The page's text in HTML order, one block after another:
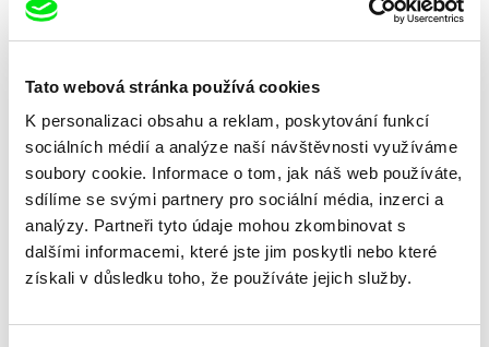
Tato webová stránka používá cookies
K personalizaci obsahu a reklam, poskytování funkcí
sociálních médií a analýze naší návštěvnosti využíváme
soubory cookie. Informace o tom, jak náš web používáte,
sdílíme se svými partnery pro sociální média, inzerci a
analýzy. Partneři tyto údaje mohou zkombinovat s
dalšími informacemi, které jste jim poskytli nebo které
získali v důsledku toho, že používáte jejich služby.
Detaily
Originální název
Home Movie
Marek Šulík
46-90 min. )
Země
Slovensko
Spojené státy
Mišo Suchý & Lida Suchý